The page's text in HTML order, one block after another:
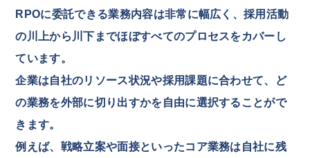
RPOに委託できる業務内容は非常に幅広く、採用活動
の川上から川下までほぼすべてのプロセスをカバーし
ています。
企業は自社のリソース状況や採用課題に合わせて、ど
の業務を外部に切り出すかを自由に選択することがで
きます。
例えば、戦略立案や面接といったコア業務は自社に残